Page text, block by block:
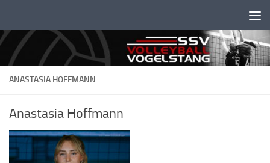
ANASTASIA HOFFMANN
Anastasia Hoffmann